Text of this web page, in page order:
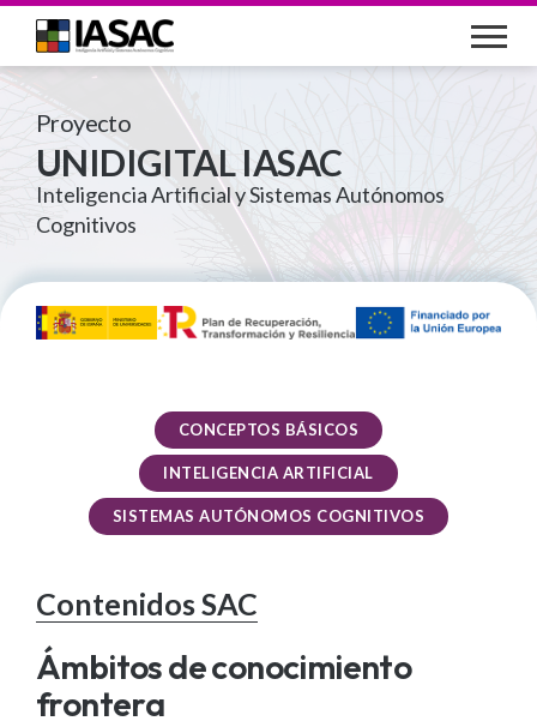
Pasar
contenido
Proyecto
UNIDIGITAL IASAC
Inteligencia Artificial y Sistemas Autónomos
Cognitivos
CONCEPTOS BÁSICOS
INTELIGENCIA ARTIFICIAL
SISTEMAS AUTÓNOMOS COGNITIVOS
Contenidos SAC
Ámbitos de conocimiento
frontera